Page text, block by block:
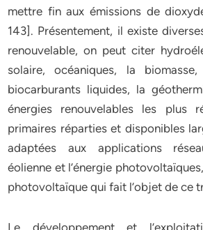
mettre fin aux émissions de
143]. Présentement, il existe
renouvelable, on peut citer
solaire, océaniques, la
biocarburants liquides, la
énergies renouvelables les plus
primaires réparties et disponibles
adaptées aux applications
éolienne et l’énergie
photovoltaïque qui fait l’objet de ce
Le développement et